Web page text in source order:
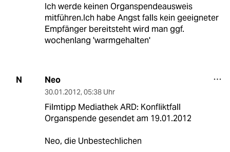
Ich werde keinen Organspendeausweis
mitführen.Ich habe Angst falls kein geeigneter
Empfänger bereitsteht wird man ggf.
wochenlang 'warmgehalten'
N Neo
30.01.2012, 05:38 Uhr
Filmtipp Mediathek ARD: Konfliktfall
Organspende gesendet am 19.01.2012
Neo, die Unbestechlichen